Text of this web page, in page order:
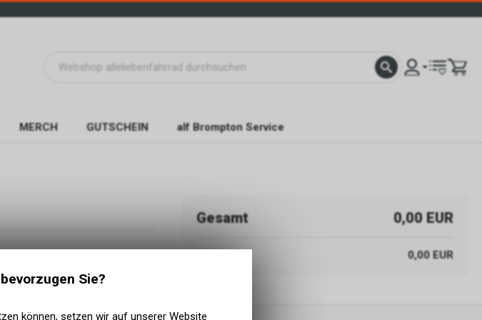
MERCH GUTSCHEIN alf Brompton Service
Gesamt 0,00 EUR
0,00 EUR
Sie?
können, setzen wir auf unserer Website